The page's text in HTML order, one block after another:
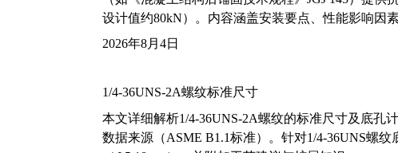
设计值约80kN）。内容涵盖安装要点、性能影响因
2026年8月4日
1/4-36UNS-2A螺纹标准尺寸
本文详细解析1/4-36UNS-2A螺纹的标准尺寸及底孔
数据来源（ASME B1.1标准）。针对1/4-36UNS螺